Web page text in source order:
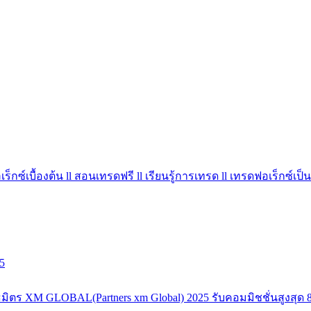
เร็กซ์เบื้องต้น ll สอนเทรดฟรี ll เรียนรู้การเทรด ll เทรดฟอเร็กซ์เป็
XM GLOBAL(Partners xm Global) 2025 รับคอมมิชชั่นสูงสุด